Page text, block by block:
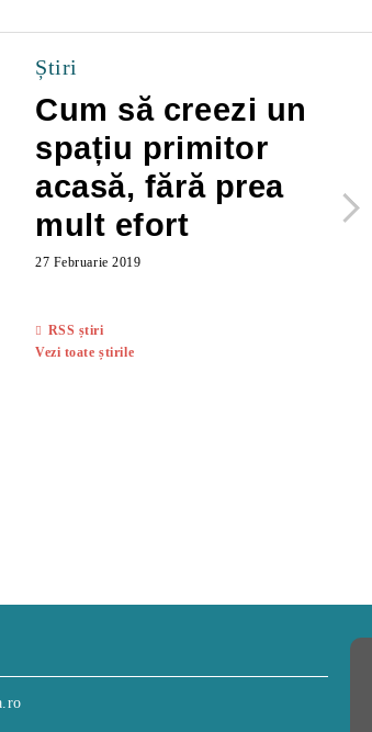
Știri
Cum să creezi un
spațiu primitor
acasă, fără prea
mult efort
27 Februarie 2019
RSS știri
Vezi toate știrile